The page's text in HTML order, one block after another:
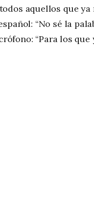
aquellos que
“No sé la
“Para los que